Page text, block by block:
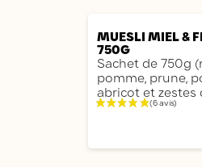
MUESLI MIEL &
750G
Sachet de 750g
pomme, prune,
abricot et zestes